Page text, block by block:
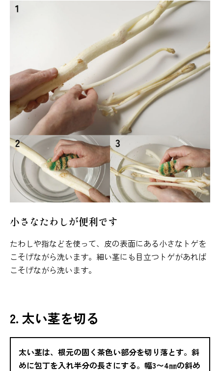
小さなたわしが便利です
たわしや指などを使って、皮の表面にある小さなトゲを
こそげながら洗います。細い茎にも目立つトゲがあれば
こそげながら洗います。
2. 太い茎を切る
太い茎は、根元の固く茶色い部分を切り落とす。斜
めに包丁を入れ半分の長さにする。幅3〜4㎜の斜め